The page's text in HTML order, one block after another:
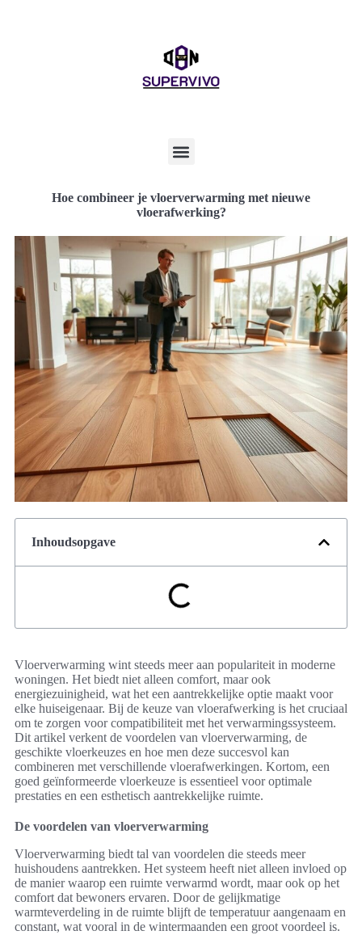
Hoe combineer je vloerverwarming met nieuwe
vloerafwerking?
Inhoudsopgave
Vloerverwarming wint steeds meer aan populariteit in moderne
woningen. Het biedt niet alleen comfort, maar ook
energiezuinigheid, wat het een aantrekkelijke optie maakt voor
elke huiseigenaar. Bij de keuze van vloerafwerking is het cruciaal
om te zorgen voor compatibiliteit met het verwarmingssysteem.
Dit artikel verkent de voordelen van vloerverwarming, de
geschikte vloerkeuzes en hoe men deze succesvol kan
combineren met verschillende vloerafwerkingen. Kortom, een
goed geïnformeerde vloerkeuze is essentieel voor optimale
prestaties en een esthetisch aantrekkelijke ruimte.
De voordelen van vloerverwarming
Vloerverwarming biedt tal van voordelen die steeds meer
huishoudens aantrekken. Het systeem heeft niet alleen invloed op
de manier waarop een ruimte verwarmd wordt, maar ook op het
comfort dat bewoners ervaren. Door de gelijkmatige
warmteverdeling in de ruimte blijft de temperatuur aangenaam en
constant, wat vooral in de wintermaanden een groot voordeel is.